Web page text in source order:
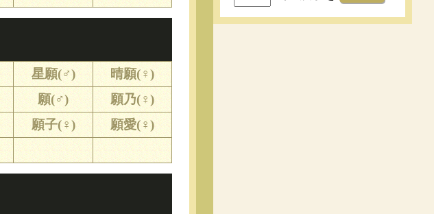
星願(♂)
晴願(♀)
願(♂)
願乃(♀)
願子(♀)
願愛(♀)